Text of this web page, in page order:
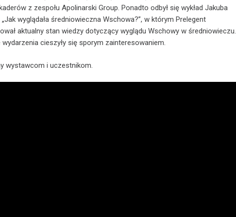
z zespołu Apolinarski Group. Ponadto odbył się wykład Jakuba
„Jak wyglądała średniowieczna Wschowa?”, w którym Prelegent
aktualny stan wiedzy dotyczący wyglądu Wschowy w średniowieczu.
cieszyły się sporym zainteresowaniem.
wystawcom i uczestnikom.